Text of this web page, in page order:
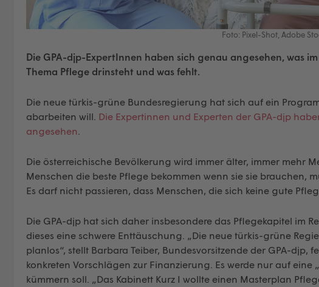
Foto: Pixel-Shot, Adobe
Die GPA-djp-ExpertInnen haben sich genau angesehen, was
Thema Pflege drinsteht und was fehlt.
Die neue türkis-grüne Bundesregierung hat sich auf ein
abarbeiten will. Die Expertinnen und Experten der GPA-djp
angesehen
Die österreichische Bevölkerung wird immer älter, immer mehr
Menschen die beste Pflege bekommen wenn sie sie brauchen,
Es darf nicht passieren, dass Menschen, die sich keine gute
Die GPA-djp hat sich daher insbesondere das Pflegekapitel im
dieses eine schwere Enttäuschung. „Die neue türkis-grüne
planlos“, stellt Barbara Teiber, Bundesvorsitzende der GPA-djp,
konkreten Vorschlägen zur Finanzierung. Es werde nur auf eine
kümmern soll. „Das Kabinett Kurz I wollte einen Masterplan